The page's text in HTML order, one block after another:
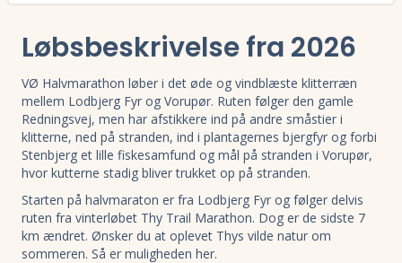
Løbsbeskrivelse fra 2026
VØ Halvmarathon løber i det øde og vindblæste klitterræn
mellem Lodbjerg Fyr og Vorupør. Ruten følger den gamle
Redningsvej, men har afstikkere ind på andre småstier i
klitterne, ned på stranden, ind i plantagernes bjergfyr og forbi
Stenbjerg et lille fiskesamfund og mål på stranden i Vorupør,
hvor kutterne stadig bliver trukket op på stranden.
Starten på halvmaraton er fra Lodbjerg Fyr og følger delvis
ruten fra vinterløbet Thy Trail Marathon. Dog er de sidste 7
km ændret. Ønsker du at oplevet Thys vilde natur om
sommeren. Så er muligheden her.